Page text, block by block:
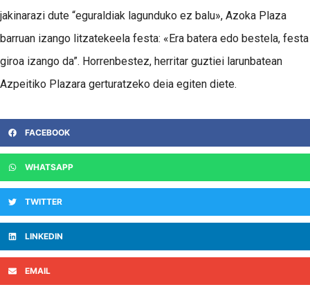
jakinarazi dute “eguraldiak lagunduko ez balu», Azoka Plaza
barruan izango litzatekeela festa: «Era batera edo bestela, festa
giroa izango da”. Horrenbestez, herritar guztiei larunbatean
Azpeitiko Plazara gerturatzeko deia egiten diete.
FACEBOOK
WHATSAPP
TWITTER
LINKEDIN
EMAIL